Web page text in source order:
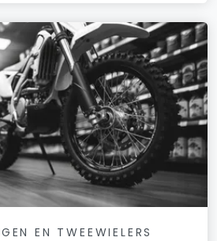
EN TWEEWIELERS